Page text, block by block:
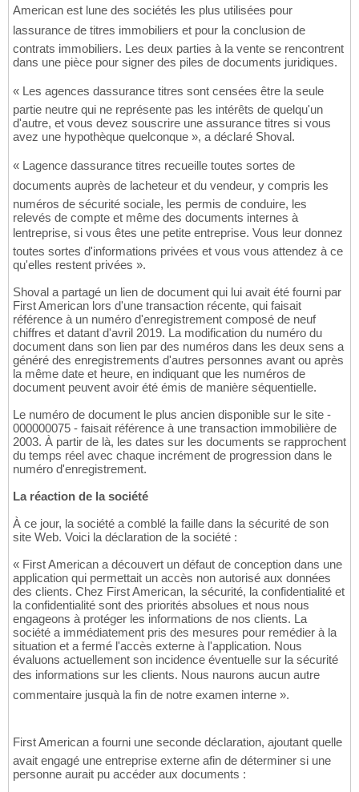
American est lune des sociétés les plus utilisées pour
lassurance de titres immobiliers et pour la conclusion de
contrats immobiliers. Les deux parties à la vente se rencontrent
dans une pièce pour signer des piles de documents juridiques.
« Les agences dassurance titres sont censées être la seule
partie neutre qui ne représente pas les intérêts de quelqu'un
d'autre, et vous devez souscrire une assurance titres si vous
avez une hypothèque quelconque », a déclaré Shoval.
« Lagence dassurance titres recueille toutes sortes de
documents auprès de lacheteur et du vendeur, y compris les
numéros de sécurité sociale, les permis de conduire, les
relevés de compte et même des documents internes à
lentreprise, si vous êtes une petite entreprise. Vous leur donnez
toutes sortes d'informations privées et vous vous attendez à ce
qu'elles restent privées ».
Shoval a partagé un lien de document qui lui avait été fourni par
First American lors d'une transaction récente, qui faisait
référence à un numéro d'enregistrement composé de neuf
chiffres et datant d'avril 2019. La modification du numéro du
document dans son lien par des numéros dans les deux sens a
généré des enregistrements d'autres personnes avant ou après
la même date et heure, en indiquant que les numéros de
document peuvent avoir été émis de manière séquentielle.
Le numéro de document le plus ancien disponible sur le site -
000000075 - faisait référence à une transaction immobilière de
2003. À partir de là, les dates sur les documents se rapprochent
du temps réel avec chaque incrément de progression dans le
numéro d'enregistrement.
La réaction de la société
À ce jour, la société a comblé la faille dans la sécurité de son
site Web. Voici la déclaration de la société :
« First American a découvert un défaut de conception dans une
application qui permettait un accès non autorisé aux données
des clients. Chez First American, la sécurité, la confidentialité et
la confidentialité sont des priorités absolues et nous nous
engageons à protéger les informations de nos clients. La
société a immédiatement pris des mesures pour remédier à la
situation et a fermé l'accès externe à l'application. Nous
évaluons actuellement son incidence éventuelle sur la sécurité
des informations sur les clients. Nous naurons aucun autre
commentaire jusquà la fin de notre examen interne ».
First American a fourni une seconde déclaration, ajoutant quelle
avait engagé une entreprise externe afin de déterminer si une
personne aurait pu accéder aux documents :